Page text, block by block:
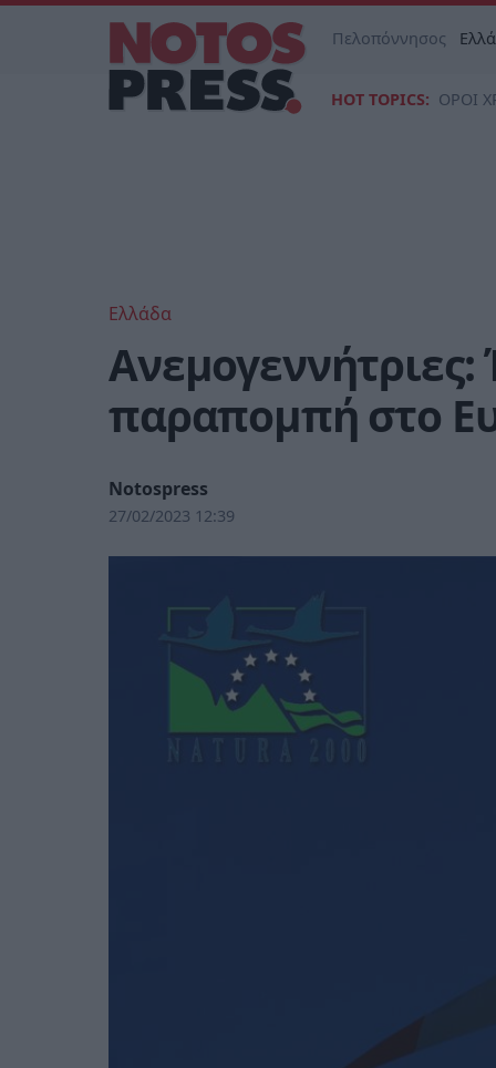
Πελοπόννησος
HOT TOPICS: ΟΡΟΙ
Ελλάδα
παραπομπή στο
Notospress
27/02/2023 12:39